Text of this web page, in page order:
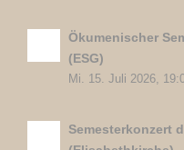
Ökumenischer
(ESG)
Mi. 15. Juli 2026,
Semesterkonzert